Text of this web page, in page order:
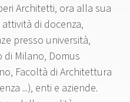
Architetti, ora alla sua
di docenza,
presso università,
di Milano, Domus
Facoltà di Architettura
...), enti e aziende.